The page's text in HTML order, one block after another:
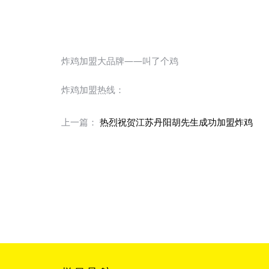
炸鸡加盟大品牌——叫了个鸡
炸鸡加盟热线：
上一篇： 热烈祝贺江苏丹阳胡先生成功加盟炸鸡